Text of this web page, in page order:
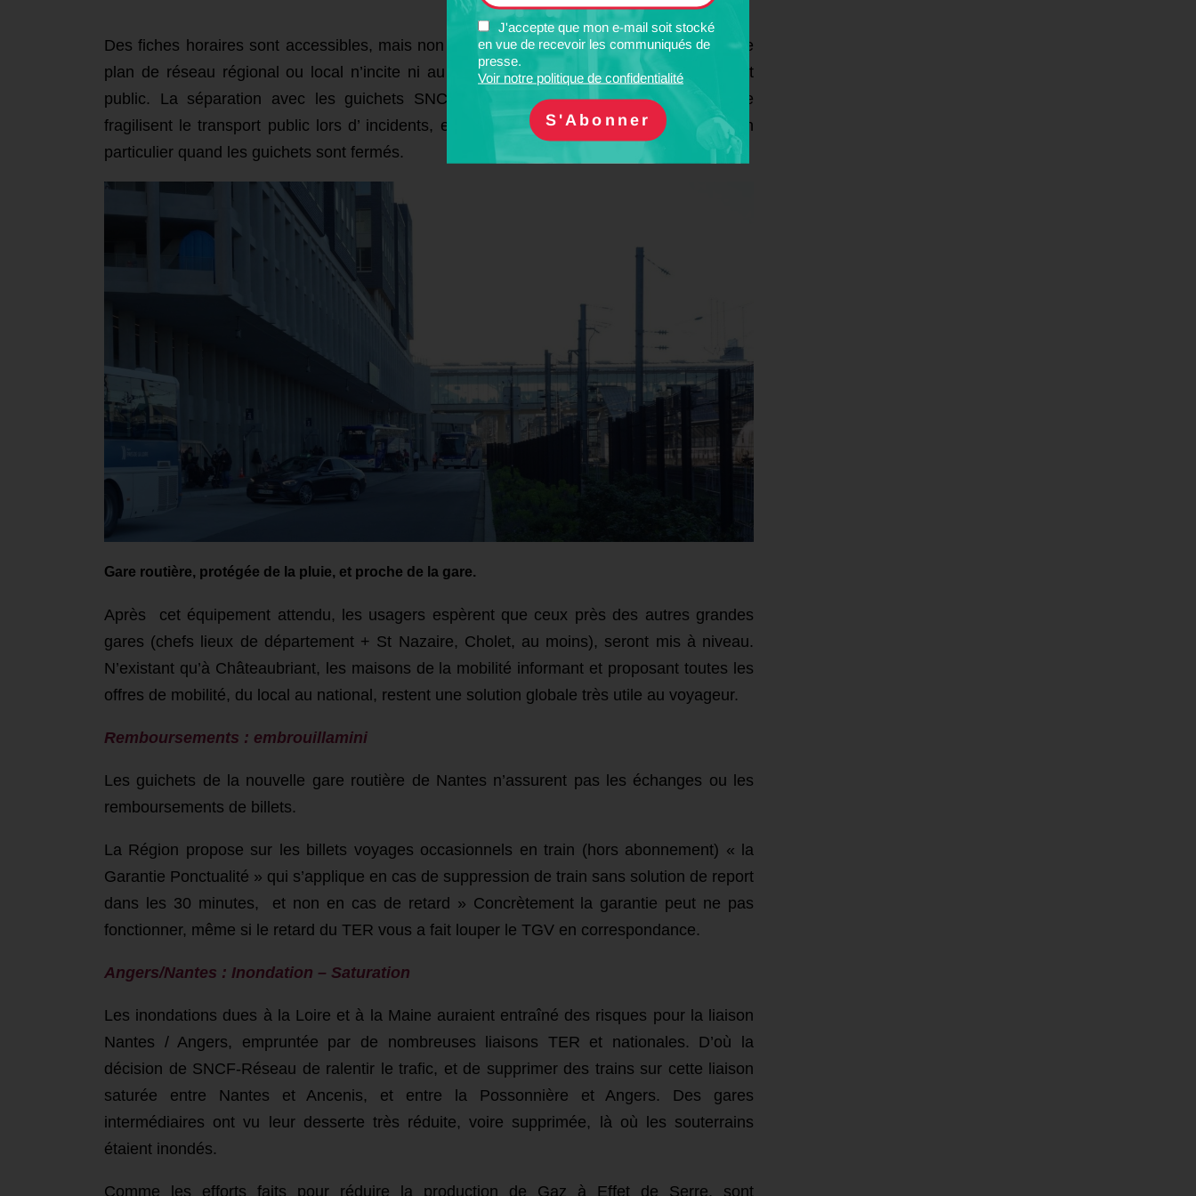
J'accepte que mon e-mail soit stocké
en vue de recevoir les communiqués de
presse.
Voir notre politique de confidentialité
Des fiches horaires sont accessibles, mais non affichées au quai de départ. L’absence de
plan de réseau régional ou local n’incite ni au tourisme, ni à la découverte du transport
public. La séparation avec les guichets SNCF et la forte dépendance au numérique
fragilisent le transport public lors d’ incidents, et pénalisent une partie des voyageurs, en
particulier quand les guichets sont fermés.
Gare routière, protégée de la pluie, et proche de la gare.
Après cet équipement attendu, les usagers espèrent que ceux près des autres grandes
gares (chefs lieux de département + St Nazaire, Cholet, au moins), seront mis à niveau.
N’existant qu’à Châteaubriant, les maisons de la mobilité informant et proposant toutes les
offres de mobilité, du local au national, restent une solution globale très utile au voyageur.
Remboursements : embrouillamini
Les guichets de la nouvelle gare routière de Nantes n’assurent pas les échanges ou les
remboursements de billets.
La Région propose sur les billets voyages occasionnels en train (hors abonnement) « la
Garantie Ponctualité » qui s’applique en cas de suppression de train sans solution de report
dans les 30 minutes, et non en cas de retard » Concrètement la garantie peut ne pas
fonctionner, même si le retard du TER vous a fait louper le TGV en correspondance.
Angers/Nantes : Inondation – Saturation
Les inondations dues à la Loire et à la Maine auraient entraîné des risques pour la liaison
Nantes / Angers, empruntée par de nombreuses liaisons TER et nationales. D’où la
décision de SNCF-Réseau de ralentir le trafic, et de supprimer des trains sur cette liaison
saturée entre Nantes et Ancenis, et entre la Possonnière et Angers. Des gares
intermédiaires ont vu leur desserte très réduite, voire supprimée, là où les souterrains
étaient inondés.
Comme les efforts faits pour réduire la production de Gaz à Effet de Serre, sont